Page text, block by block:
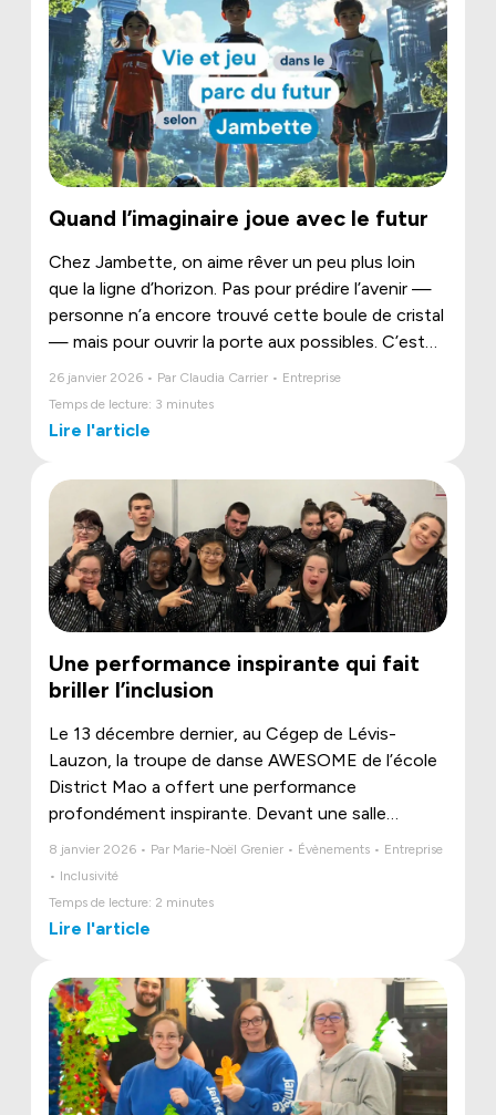
Quand l’imaginaire joue avec le futur
Chez Jambette, on aime rêver un peu plus loin
que la ligne d’horizon. Pas pour prédire l’avenir —
personne n’a encore trouvé cette boule de cristal
— mais pour ouvrir la porte aux possibles. C’est
26 janvier 2026 • Par Claudia Carrier • Entreprise
Temps de lecture: 3 minutes
Lire l'article
Une performance inspirante qui fait
briller l’inclusion
Le 13 décembre dernier, au Cégep de Lévis-
Lauzon, la troupe de danse AWESOME de l’école
District Mao a offert une performance
profondément inspirante. Devant une salle
conquise, ces jeunes danseurs en situation de
8 janvier 2026 • Par Marie-Noël Grenier • Évènements • Entreprise
• Inclusivité
Temps de lecture: 2 minutes
Lire l'article